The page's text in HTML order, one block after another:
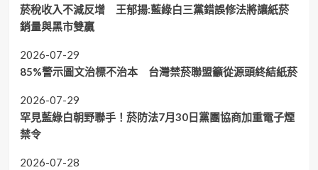
菸稅收入不減反增 王郁揚:藍綠白三黨錯誤修法將讓紙菸
銷量與黑市雙贏
2026-07-29
85%警示圖文治標不治本 台灣禁菸聯盟籲從源頭終結紙菸
2026-07-29
罕見藍綠白朝野聯手！菸防法7月30日黨團協商加重電子煙
禁令
2026-07-28